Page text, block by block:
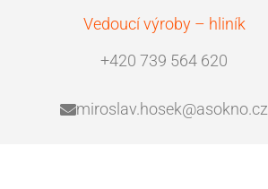
Vedoucí výroby – hliník
‭+420 739 564 620
miroslav.hosek@asokno.cz